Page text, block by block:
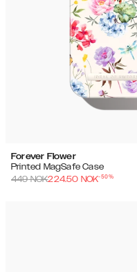
Forever Flower
Printed MagSafe Case
449NOK224.50 NOK-50%